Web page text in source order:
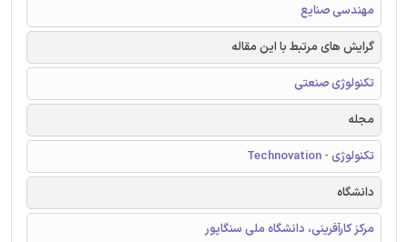
مهندسی صنایع
گرایش های مرتبط با این مقاله
تکنولوژی صنعتی
مجله
تکنولوژی - Technovation
دانشگاه
مرکز کارآفرینی، دانشگاه ملی سنگاپور